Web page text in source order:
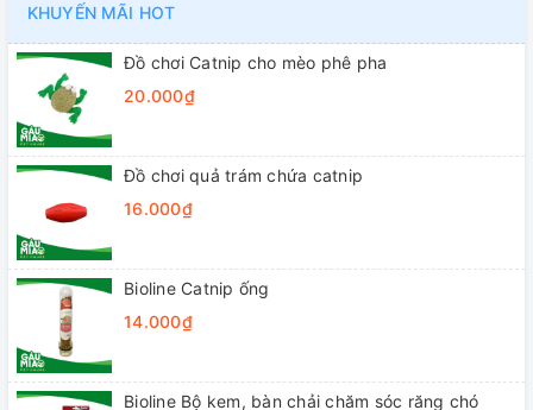
KHUYẾN MÃI HOT
Đồ chơi Catnip cho mèo phê pha
20.000₫
Đồ chơi quả trám chứa catnip
16.000₫
Bioline Catnip ống
14.000₫
Bioline Bộ kem, bàn chải chăm sóc răng chó